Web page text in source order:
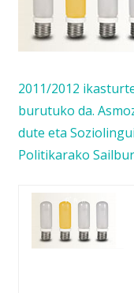
2011/2012
burutuko da.
dute eta
Politikarako